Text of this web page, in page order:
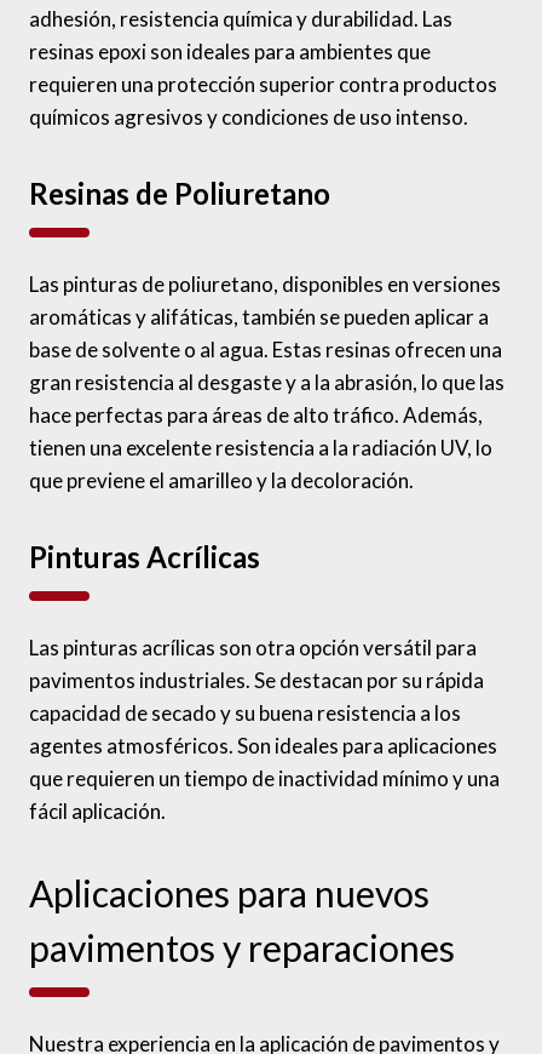
adhesión, resistencia química y durabilidad. Las
resinas epoxi son ideales para ambientes que
requieren una protección superior contra productos
químicos agresivos y condiciones de uso intenso.
Resinas de Poliuretano
Las pinturas de poliuretano, disponibles en versiones
aromáticas y alifáticas, también se pueden aplicar a
base de solvente o al agua. Estas resinas ofrecen una
gran resistencia al desgaste y a la abrasión, lo que las
hace perfectas para áreas de alto tráfico. Además,
tienen una excelente resistencia a la radiación UV, lo
que previene el amarilleo y la decoloración.
Pinturas Acrílicas
Las pinturas acrílicas son otra opción versátil para
pavimentos industriales. Se destacan por su rápida
capacidad de secado y su buena resistencia a los
agentes atmosféricos. Son ideales para aplicaciones
que requieren un tiempo de inactividad mínimo y una
fácil aplicación.
Aplicaciones para nuevos
pavimentos y reparaciones
Nuestra experiencia en la aplicación de pavimentos y